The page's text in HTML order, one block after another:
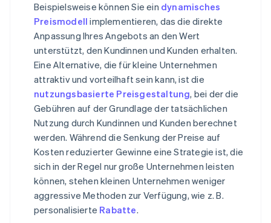
Beispielsweise können Sie ein dynamisches
Preismodell implementieren, das die direkte
Anpassung Ihres Angebots an den Wert
unterstützt, den Kundinnen und Kunden erhalten.
Eine Alternative, die für kleine Unternehmen
attraktiv und vorteilhaft sein kann, ist die
nutzungsbasierte Preisgestaltung, bei der die
Gebühren auf der Grundlage der tatsächlichen
Nutzung durch Kundinnen und Kunden berechnet
werden. Während die Senkung der Preise auf
Kosten reduzierter Gewinne eine Strategie ist, die
sich in der Regel nur große Unternehmen leisten
können, stehen kleinen Unternehmen weniger
aggressive Methoden zur Verfügung, wie z. B.
personalisierte Rabatte.